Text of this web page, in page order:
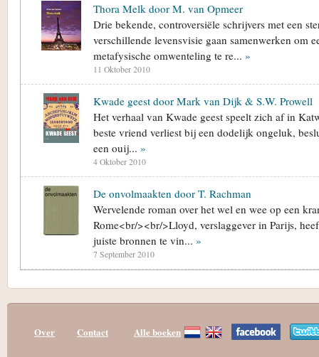
Thora Melk door M. van Opmeer
Drie bekende, controversiële schrijvers met een
verschillende levensvisie gaan samenwerken om
metafysische omwenteling te re... »
11 Oktober 2010
Kwade geest door Mark van Dijk & S.W. Prowell
Het verhaal van Kwade geest speelt zich af in
beste vriend verliest bij een dodelijk ongeluk,
een ouij... »
4 Oktober 2010
De onvolmaakten door T. Rachman
Wervelende roman over het wel en wee op een
Rome<br/><br/>Lloyd, verslaggever in Parijs,
juiste bronnen te vin... »
7 September 2010
Over Contact Alle boeken